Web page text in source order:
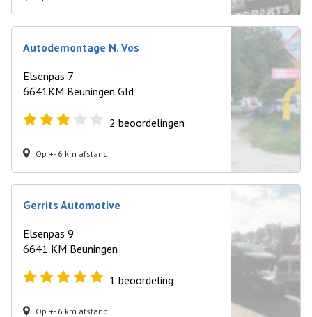
Autodemontage N. Vos
Elsenpas 7
6641KM Beuningen Gld
2 beoordelingen
Op +- 6 km afstand
Gerrits Automotive
Elsenpas 9
6641 KM Beuningen
1 beoordeling
Op +- 6 km afstand